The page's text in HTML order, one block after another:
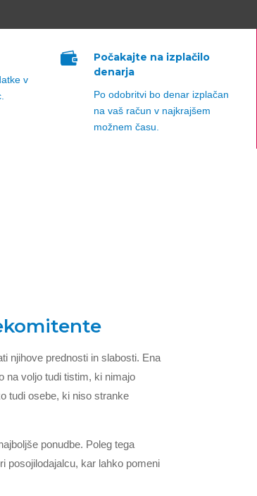
v

Počakajte na izplačilo
denarja
Po odobritvi bo denar izplačan
na vaš račun v najkrajšem
možnem času.
njihove prednosti in slabosti. Ena
na voljo tudi tistim, ki nimajo
tudi osebe, ki niso stranke
ponudbe. Poleg tega
posojilodajalcu, kar lahko pomeni